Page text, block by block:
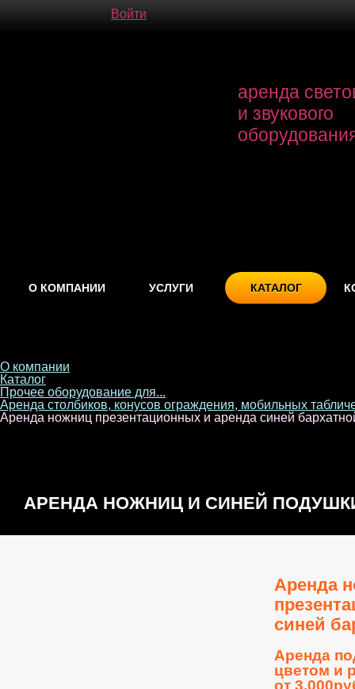
Войти
аренда
и звукового
О КОМПАНИИ УСЛУГИ КАТАЛОГ
О компании
Каталог
Прочее оборудование для...
Аренда столбиков, конусов ограждения, мобильных
Аренда ножниц презентационных и аренда синей
АРЕНДА НОЖНИЦ И СИНЕЙ
Аренда
синей
Аренда
цветом и
от